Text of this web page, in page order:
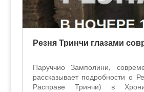
Резня Тринчи глазами
Паруччио Замполини,
рассказывает подробности о
Расправе Тринчи) в